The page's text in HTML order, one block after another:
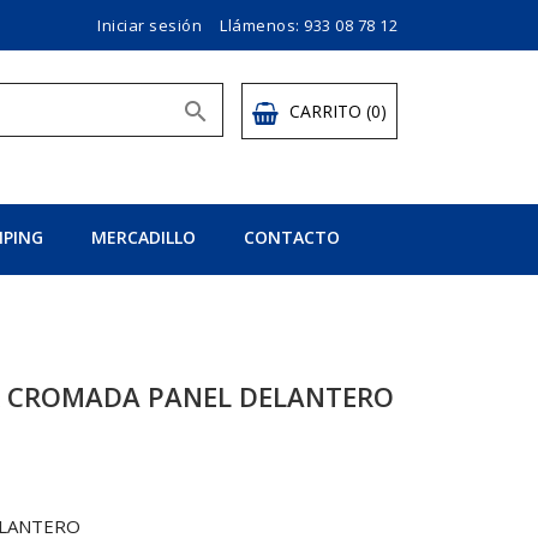
Iniciar sesión Llámenos: 933 08 78 12
CARRITO (0)

MERCADILLO CONTACTO
PANEL DELANTERO